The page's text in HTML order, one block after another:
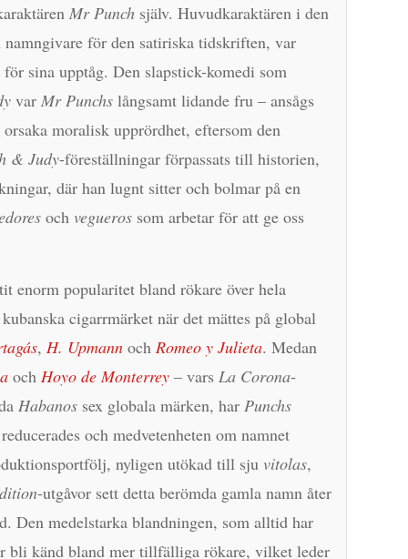
Mr Punch själv. Huvudkaraktären i den
namngivare för den satiriska tidskriften, var
sina upptåg. Den slapstick-komedi som
var Mr Punchs långsamt lidande fru – ansågs
moralisk upprördhet, eftersom den
& Judy-föreställningar förpassats till historien,
där han lugnt sitter och bolmar på en
ochvegueros som arbetar för att ge oss
enorm popularitet bland rökare över hela
cigarrmärket när det mättes på global
,H. Upmann ochRomeo y Julieta. Medan
ochHoyo de Monterrey – varsLa Corona-
Habanos sex globala märken, harPunchs
och medvetenheten om namnet
nyligen utökad till sjuvitolas,
-utgåvor sett detta berömda gamla namn åter
Den medelstarka blandningen, som alltid har
bli känd bland mer tillfälliga rökare, vilket leder